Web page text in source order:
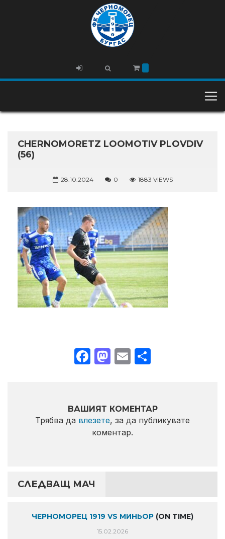
CHERNOMORETZ LOOMOTIV PLOVDIV
(56)
28.10.2024 0 1883 VIEWS
Facebook
Mastodon
Email
ВАШИЯТ КОМЕНТАР
Трябва да влезете, за да публикувате
коментар.
СЛЕДВАЩ МАЧ
ЧЕРНОМОРЕЦ 1919 VS МИНЬОР (ON TIME)
15.02.2026